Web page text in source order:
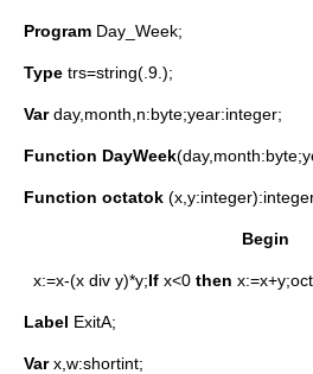
Program Day_Week;
Type trs=string(.9.);
Varday,month,n:byte;year:integer;
Function DayWeek
Function octatok
Begin
x:=x-(x div y)*y;If x<0 then
Label ExitA;
Varx,w:shortint;